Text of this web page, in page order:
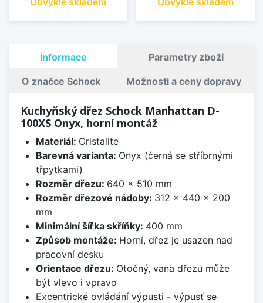
Informace Parametry zboží
O značce Schock Možnosti a ceny dopravy
Kuchyňský dřez Schock Manhattan D-
100XS Onyx, horní montáž
Materiál: Cristalite
Barevná varianta: Onyx (černá se stříbrnými
třpytkami)
Rozměr dřezu: 640 x 510 mm
Rozměr dřezové nádoby: 312 x 440 x 200
mm
Minimální šířka skříňky: 400 mm
Způsob montáže: Horní, dřez je usazen nad
pracovní desku
Orientace dřezu: Otočný, vana dřezu může
být vlevo i vpravo
Excentrické ovládání výpusti - výpusť se